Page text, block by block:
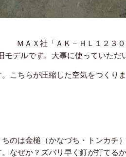
ＭＡＸ社「ＡＫ－ＨＬ１２３０
モデルです。大事に使っていただ
こちらが圧縮した空気をつくりま
のは金槌（かなづち・トンカチ）
なぜか？ズバリ早く釘が打てるか